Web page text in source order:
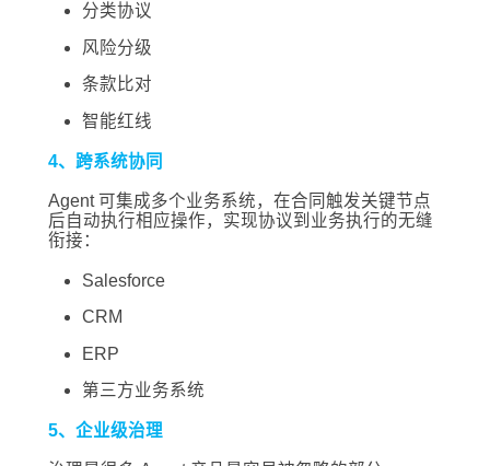
分类协议
风险分级
条款比对
智能红线
4、跨系统协同
Agent 可集成多个业务系统，在合同触发关键节点
后自动执行相应操作，实现协议到业务执行的无缝
衔接：
Salesforce
CRM
ERP
第三方业务系统
5、企业级治理